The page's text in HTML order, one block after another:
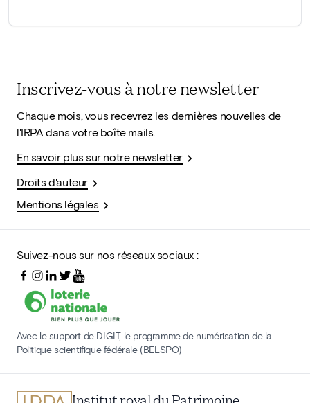
Inscrivez-vous à notre newsletter
Chaque mois, vous recevrez les dernières nouvelles de
l'IRPA dans votre boîte mails.
En savoir plus sur notre newsletter
Droits d'auteur
Mentions légales
Suivez-nous sur nos réseaux sociaux :
Avec le support de DIGIT, le programme de numérisation de la
Politique scientifique fédérale (BELSPO)